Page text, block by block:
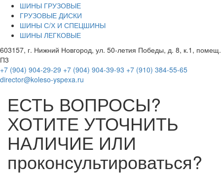
ШИНЫ ГРУЗОВЫЕ
ГРУЗОВЫЕ ДИСКИ
ШИНЫ С/Х И СПЕЦШИНЫ
ШИНЫ ЛЕГКОВЫЕ
603157, г. Нижний Новгород, ул. 50-летия Победы, д. 8, к.1, помещ.
П3
+7 (904) 904-29-29 +7 (904) 904-39-93 +7 (910) 384-55-65
director@koleso-yspexa.ru
ЕСТЬ ВОПРОСЫ?
ХОТИТЕ УТОЧНИТЬ
НАЛИЧИЕ ИЛИ
проконсультироваться?